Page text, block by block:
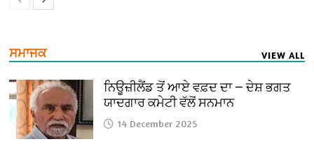
ਸਮਾਜਕ VIEW ALL
ਨਿਊਜ਼ੀਲੈਂਡ ਤੋਂ ਆਏ ਵਫ਼ਦ ਦਾ — ਦੇਸ਼ ਭਗਤ
ਯਾਦਗਾਰ ਕਮੇਟੀ ਵੱਲੋਂ ਸਨਮਾਨ
14 December 2025